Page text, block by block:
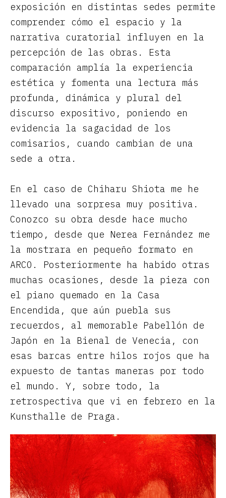
exposición en distintas sedes permite
comprender cómo el espacio y la
narrativa curatorial influyen en la
percepción de las obras. Esta
comparación amplía la experiencia
estética y fomenta una lectura más
profunda, dinámica y plural del
discurso expositivo, poniendo en
evidencia la sagacidad de los
comisarios, cuando cambian de una
sede a otra.
En el caso de Chiharu Shiota me he
llevado una sorpresa muy positiva.
Conozco su obra desde hace mucho
tiempo, desde que Nerea Fernández me
la mostrara en pequeño formato en
ARCO. Posteriormente ha habido otras
muchas ocasiones, desde la pieza con
el piano quemado en la Casa
Encendida, que aún puebla sus
recuerdos, al memorable Pabellón de
Japón en la Bienal de Venecia, con
esas barcas entre hilos rojos que ha
expuesto de tantas maneras por todo
el mundo. Y, sobre todo, la
retrospectiva que vi en febrero en la
Kunsthalle de Praga.